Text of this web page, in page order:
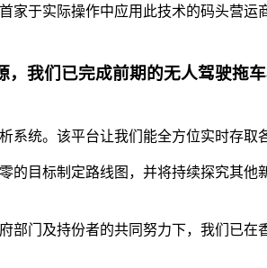
于实际操作中应用此技术的码头营
我们已完成前期的无人驾驶拖
统。该平台让我们能全方位实时存取
目标制定路线图，并将持续探究其
门及持份者的共同努力下，我们已